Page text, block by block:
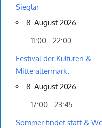
Sieglar
8. August 2026
11:00 - 22:00
Festival der Kulturen &
Mitteraltermarkt
8. August 2026
17:00 - 23:45
Sommer findet statt &